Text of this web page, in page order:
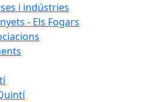
i indústries
- Els Fogars